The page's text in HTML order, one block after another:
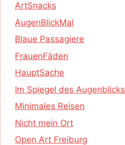
ArtSnacks
AugenBlickMal
Blaue Passagiere
FrauenFäden
HauptSache
Im Spiegel des Augenblicks
Minimales Reisen
Nicht mein Ort
Open Art Freiburg